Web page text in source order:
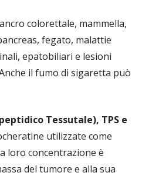
colorettale, mammella,
fegato, malattie
epatobiliari e lesioni
il fumo di sigaretta può
Tessutale), TPS e
utilizzate come
loro concentrazione è
del tumore e alla sua